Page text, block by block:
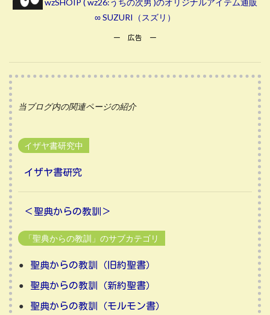
wzSHOIP ( wz26:うちの次男 )のオリジナルアイテム通販
∞ SUZURI（スズリ）
ー 広告 ー
当ブログ内の関連ページの紹介
イザヤ書研究中
イザヤ書研究
＜聖典からの教訓＞
「聖典からの教訓」のサブカテゴリ
聖典からの教訓（旧約聖書）
聖典からの教訓（新約聖書）
聖典からの教訓（モルモン書）